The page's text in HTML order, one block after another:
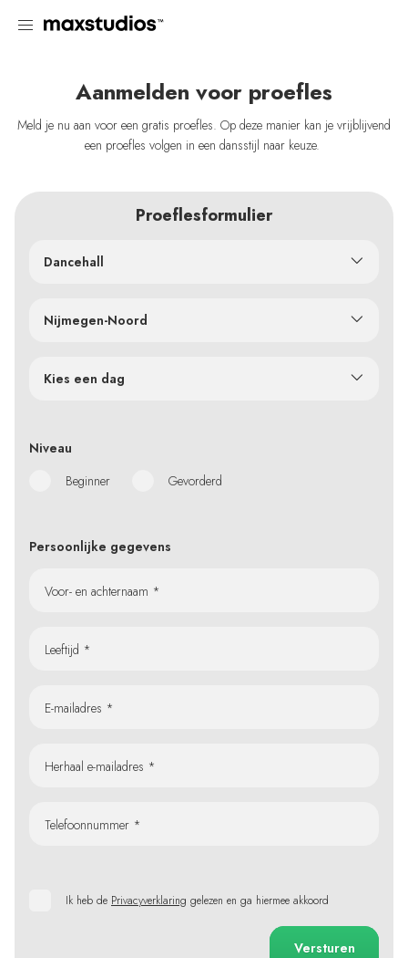
Aanmelden voor proefles
Meld je nu aan voor een gratis proefles. Op deze manier kan je vrijblijvend
een proefles volgen in een dansstijl naar keuze.
Proeflesformulier
Dancehall
Nijmegen-Noord
Kies een dag
Niveau
Beginner
Gevorderd
Persoonlijke gegevens
Voor- en achternaam *
Leeftijd *
E-mailadres *
Herhaal e-mailadres *
Telefoonnummer *
Ik heb de Privacyverklaring gelezen en ga hiermee akkoord
Versturen